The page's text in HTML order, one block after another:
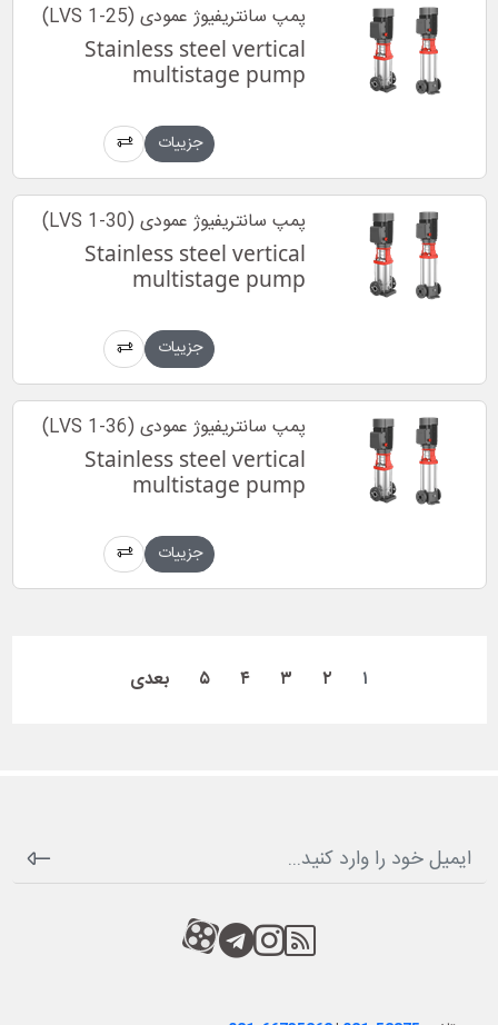
پمپ سانتریفیوژ عمودی (LVS 1-25)
Stainless steel vertical
multistage pump
جزییات
پمپ سانتریفیوژ عمودی (LVS 1-30)
Stainless steel vertical
multistage pump
جزییات
پمپ سانتریفیوژ عمودی (LVS 1-36)
Stainless steel vertical
multistage pump
جزییات
۱ ۲ ۳ ۴ ۵ بعدی
RSS
کانال آپارات
کانال تلگرام
کانال آپارات